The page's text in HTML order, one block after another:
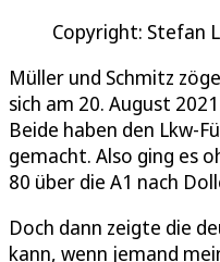
Copyright: Stefan
Müller und Schmitz
sich am 20. August
Beide haben den Lkw-
gemacht. Also ging es
80 über die A1 nach
Doch dann zeigte die
kann, wenn jemand